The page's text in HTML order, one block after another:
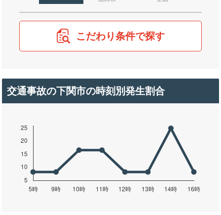
こだわり条件で探す
交通事故の下関市の時刻別発生割合